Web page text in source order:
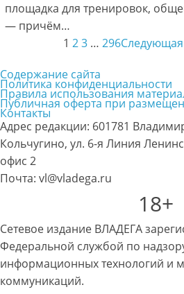
площадка для тренировок,
— причём…
1 2 3 … 296Следующая
Содержание сайта
Политика конфиденциальности
Правила использования
Публичная оферта при
Контакты
Адрес редакции: 601781
Кольчугино, ул. 6-я Линия
офис 2
Почта: vl@vladega.ru
18+
Сетевое издание ВЛАДЕГА
Федеральной службой по
информационных технологий и
коммуникаций.